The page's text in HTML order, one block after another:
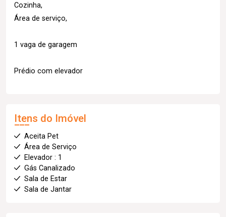
Cozinha,
Área de serviço,
1 vaga de garagem
Prédio com elevador
Itens do Imóvel
Aceita Pet
Área de Serviço
Elevador : 1
Gás Canalizado
Sala de Estar
Sala de Jantar